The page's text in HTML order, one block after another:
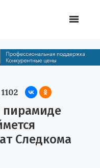
1102
пирамиде
Следкома